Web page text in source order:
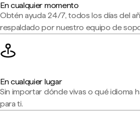
En cualquier momento
Obtén ayuda 24/7, todos los días del
respaldado por nuestro equipo de
En cualquier lugar
Sin importar dónde vivas o qué idioma
para ti.